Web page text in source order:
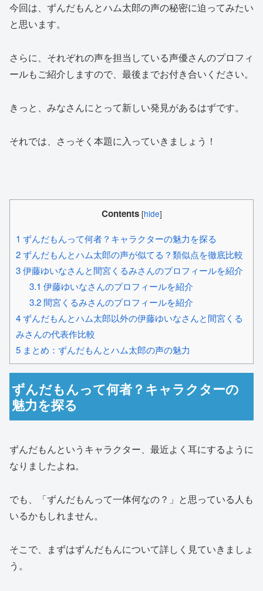
今回は、ずんだもんとハム太郎の声の秘密に迫ってみたい
と思います。
さらに、それぞれの声を担当している声優さんのプロフィ
ールもご紹介しますので、最後までお付き合いください。
きっと、みなさんにとって新しい発見があるはずです。
それでは、さっそく本題に入っていきましょう！
Contents [hide]
1 ずんだもんって何者？キャラクターの魅力を探る
2ずんだもんとハム太郎の声が似てる？類似点を徹底比較
3伊藤ゆいなさんと間宮くるみさんのプロフィールを紹介
3.1 伊藤ゆいなさんのプロフィールを紹介
3.2間宮くるみさんのプロフィールを紹介
4ずんだもんとハム太郎以外の伊藤ゆいなさんと間宮くる
みさんの代表作比較
5 まとめ：ずんだもんとハム太郎の声の魅力
ずんだもんって何者？キャラクターの
魅力を探る
ずんだもんというキャラクター、最近よく耳にするように
なりましたよね。
でも、「ずんだもんって一体何なの？」と思っている人も
いるかもしれません。
そこで、まずはずんだもんについて詳しく見ていきましょ
う。